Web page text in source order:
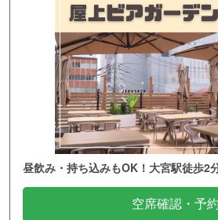
昼飲み・持ち込みもOK！大宮駅徒歩2
空席確認・予約